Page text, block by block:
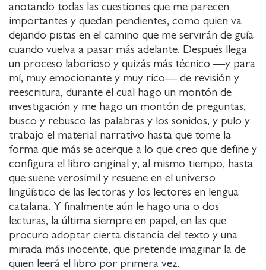
anotando todas las cuestiones que me parecen
importantes y quedan pendientes, como quien va
dejando pistas en el camino que me servirán de guía
cuando vuelva a pasar más adelante. Después llega
un proceso laborioso y quizás más técnico —y para
mí, muy emocionante y muy rico— de revisión y
reescritura, durante el cual hago un montón de
investigación y me hago un montón de preguntas,
busco y rebusco las palabras y los sonidos, y pulo y
trabajo el material narrativo hasta que tome la
forma que más se acerque a lo que creo que define y
configura el libro original y, al mismo tiempo, hasta
que suene verosímil y resuene en el universo
lingüístico de las lectoras y los lectores en lengua
catalana. Y finalmente aún le hago una o dos
lecturas, la última siempre en papel, en las que
procuro adoptar cierta distancia del texto y una
mirada más inocente, que pretende imaginar la de
quien leerá el libro por primera vez.